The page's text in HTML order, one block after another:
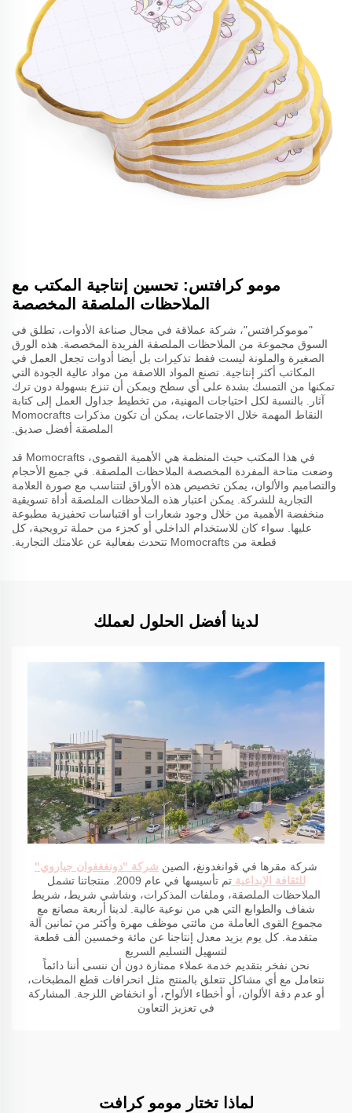
مومو كرافتس: تحسين إنتاجية المكتب مع
الملاحظات الملصقة المخصصة
"موموكرافتس"، شركة عملاقة في مجال صناعة الأدوات، تطلق في
السوق مجموعة من الملاحظات الملصقة الفريدة المخصصة. هذه الورق
الصغيرة والملونة ليست فقط تذكيرات بل أيضا أدوات تجعل العمل في
المكاتب أكثر إنتاجية. تصنع المواد اللاصقة من مواد عالية الجودة التي
تمكنها من التمسك بشدة على أي سطح ويمكن أن تنزع بسهولة دون ترك
آثار. بالنسبة لكل احتياجات المهنية، من تخطيط جداول العمل إلى كتابة
النقاط المهمة خلال الاجتماعات، يمكن أن تكون مذكرات Momocrafts
الملصقة أفضل صديق.
في هذا المكتب حيث المنظمة هي الأهمية القصوى، Momocrafts قد
وضعت متاحة المفردة المخصصة الملاحظات الملصقة. في جميع الأحجام
والتصاميم والألوان، يمكن تخصيص هذه الأوراق لتتناسب مع صورة العلامة
التجارية للشركة. يمكن اعتبار هذه الملاحظات الملصقة أداة تسويقية
منخفضة الأهمية من خلال وجود شعارات أو اقتباسات تحفيزية مطبوعة
عليها. سواء كان للاستخدام الداخلي أو كجزء من حملة ترويجية، كل
قطعة من Momocrafts تتحدث بفعالية عن علامتك التجارية.
لدينا أفضل الحلول لعملك
شركة مقرها في قوانغدونغ، الصين شركة "دونغغغوان جياروي"
للثقافة الإبداعية
تم تأسيسها في عام 2009. منتجاتنا تشمل
الملاحظات الملصقة، وملفات المذكرات، وشاشي شريط، شريط
شفاف والطوابع التي هي من نوعية عالية. لدينا أربعة مصانع مع
مجموع القوى العاملة من مائتي موظف مهرة وأكثر من ثمانين آلة
متقدمة. كل يوم يزيد معدل إنتاجنا عن مائة وخمسين ألف قطعة
لتسهيل التسليم السريع
نحن نفخر بتقديم خدمة عملاء ممتازة دون أن ننسى أننا دائماً
نتعامل مع أي مشاكل تتعلق بالمنتج مثل انحرافات قطع المطبخات،
أو عدم دقة الألوان، أو أخطاء الألواح، أو انخفاض اللزجة. المشاركة
في تعزيز التعاون
لماذا تختار مومو كرافت